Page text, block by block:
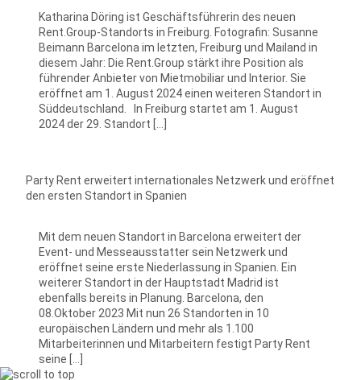
Katharina Döring ist Geschäftsführerin des neuen
Rent.Group-Standorts in Freiburg. Fotografin: Susanne
Beimann Barcelona im letzten, Freiburg und Mailand in
diesem Jahr: Die Rent.Group stärkt ihre Position als
führender Anbieter von Mietmobiliar und Interior. Sie
eröffnet am 1. August 2024 einen weiteren Standort in
Süddeutschland. In Freiburg startet am 1. August
2024 der 29. Standort […]
Party Rent erweitert internationales Netzwerk und eröffnet
den ersten Standort in Spanien
Mit dem neuen Standort in Barcelona erweitert der
Event- und Messeausstatter sein Netzwerk und
eröffnet seine erste Niederlassung in Spanien. Ein
weiterer Standort in der Hauptstadt Madrid ist
ebenfalls bereits in Planung. Barcelona, den
08.Oktober 2023 Mit nun 26 Standorten in 10
europäischen Ländern und mehr als 1.100
Mitarbeiterinnen und Mitarbeitern festigt Party Rent
seine […]